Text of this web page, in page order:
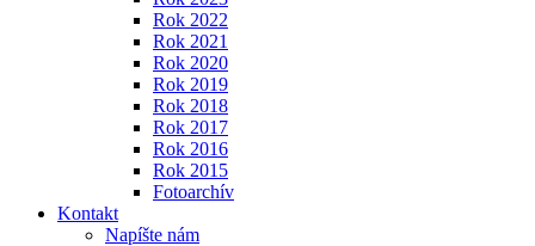
Rok 2022
Rok 2021
Rok 2020
Rok 2019
Rok 2018
Rok 2017
Rok 2016
Rok 2015
Fotoarchív
Kontakt
Napíšte nám